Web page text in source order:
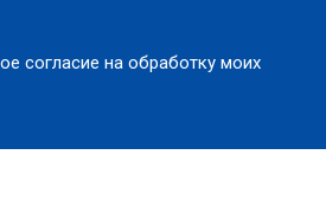
согласие на обработку моих